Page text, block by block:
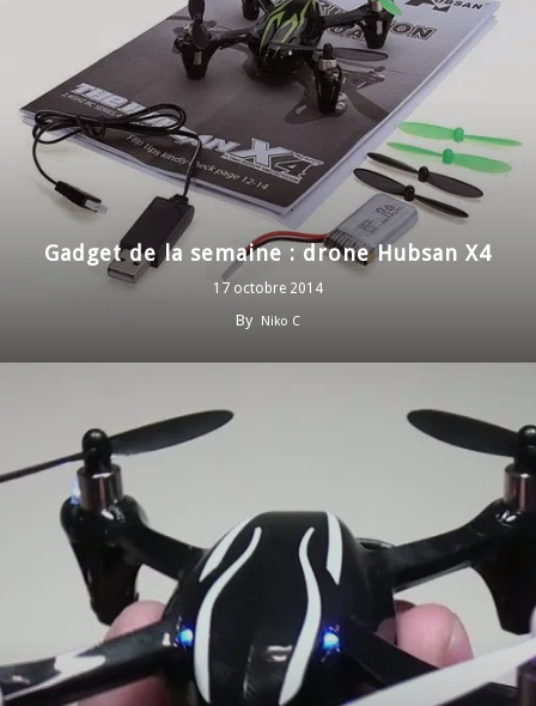
Gadget de la semaine : drone Hubsan X4
17 octobre 2014
By Niko C